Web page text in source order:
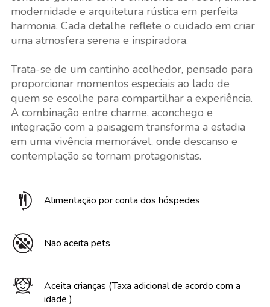
modernidade e arquitetura rústica em perfeita
harmonia. Cada detalhe reflete o cuidado em criar
uma atmosfera serena e inspiradora.
Trata-se de um cantinho acolhedor, pensado para
proporcionar momentos especiais ao lado de
quem se escolhe para compartilhar a experiência.
A combinação entre charme, aconchego e
integração com a paisagem transforma a estadia
em uma vivência memorável, onde descanso e
contemplação se tornam protagonistas.
Alimentação por conta dos hóspedes
Não aceita pets
Aceita crianças (Taxa adicional de acordo com a
idade )